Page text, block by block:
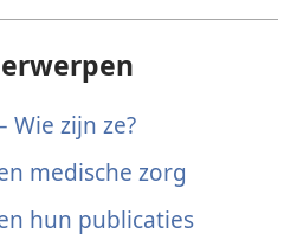
Wie zijn ze?
medische zorg
hun publicaties